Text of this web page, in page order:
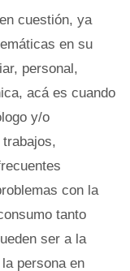
cuestión, ya
en su
personal,
acá es cuando
y/o
con la
tanto
ser a la
persona en